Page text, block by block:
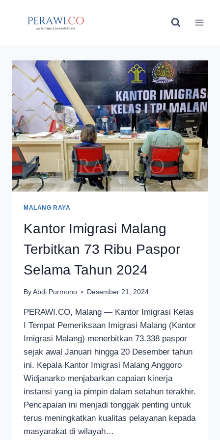
MALANG RAYA
Kantor Imigrasi Malang
Terbitkan 73 Ribu Paspor
Selama Tahun 2024
By Abdi Purmono Desember 21, 2024
PERAWI.CO, Malang — Kantor Imigrasi Kelas
I Tempat Pemeriksaan Imigrasi Malang (Kantor
Imigrasi Malang) menerbitkan 73.338 paspor
sejak awal Januari hingga 20 Desember tahun
ini. Kepala Kantor Imigrasi Malang Anggoro
Widjanarko menjabarkan capaian kinerja
instansi yang ia pimpin dalam setahun terakhir.
Pencapaian ini menjadi tonggak penting untuk
terus meningkatkan kualitas pelayanan kepada
masyarakat di wilayah…